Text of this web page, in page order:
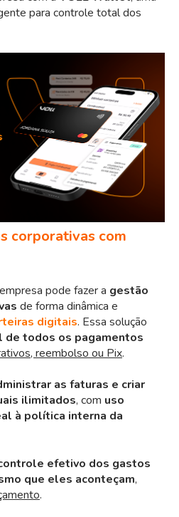
para controle total dos
corporativas com
pode fazer a gestão
de forma dinâmica e
digitais. Essa solução
todos os pagamentos
reembolso ou Pix.
as faturas e criar
ilimitados, com uso
à política interna da
efetivo dos gastos
que eles aconteçam,
.